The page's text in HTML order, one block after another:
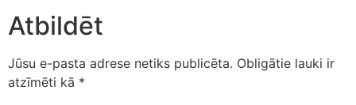
Atbildēt
Jūsu e-pasta adrese netiks publicēta. Obligātie lauki ir
atzīmēti kā *